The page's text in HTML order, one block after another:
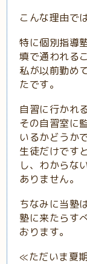
こんな理由で
特に個別指導
填で通われる
私が以前勤め
たです。
自習に行かれ
その自習室に
いるかどうかで
生徒だけです
し、わからな
ありません。
ちなみに当塾
塾に来たらす
おります。
≪ただいま夏